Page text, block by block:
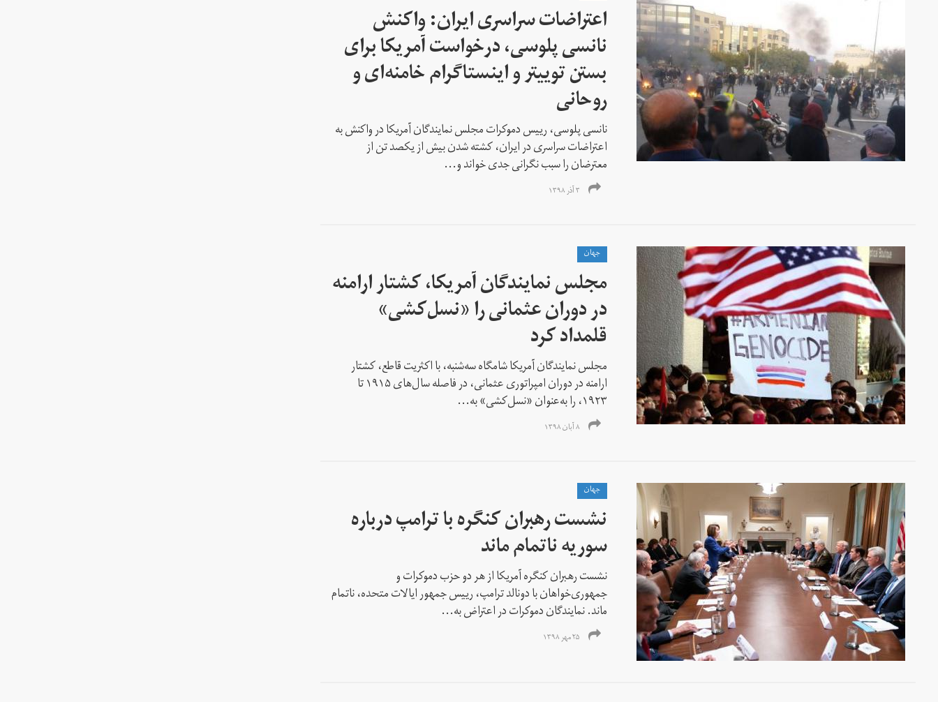
اعتراضات سراسری ایران: واکنش
نانسی پلوسی، درخواست آمریکا برای
بستن توییتر و اینستاگرام خامنه‌ای و
روحانی
نانسی پلوسی، رییس دموکرات مجلس نمایندگان آمریکا در واکنش به
اعتراضات سراسری در ایران، کشته شدن بیش از یکصد تن از
معترضان را سبب نگرانی جدی خواند و...
۳ آذر ۱۳۹۸
جهان
مجلس نمایندگان آمریکا، کشتار ارامنه
در دوران عثمانی را «نسل‌کشی»
قلمداد کرد
مجلس نمایندگان آمریکا شامگاه سه‌شنبه، با اکثریت قاطع، کشتار
ارامنه در دوران امپراتوری عثمانی، در فاصله سال‌های ۱۹۱۵ تا
۱۹۲۳، را به‌عنوان «نسل‌کشی» به...
۸ آبان ۱۳۹۸
جهان
نشست رهبران کنگره با ترامپ درباره
سوریه ناتمام ماند
نشست رهبران کنگره آمریکا از هر دو حزب دموکرات و
جمهوری‌خواهان با دونالد ترامپ، رییس جمهور ایالات متحده، ناتمام
ماند. نمایندگان دموکرات در اعتراض به...
۲۵ مهر ۱۳۹۸